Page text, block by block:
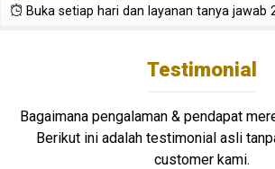
Buka setiap hari dan layanan tanya jawab
Testimonial
Bagaimana pengalaman & pendapat
Berikut ini adalah testimonial asli
customer kami.